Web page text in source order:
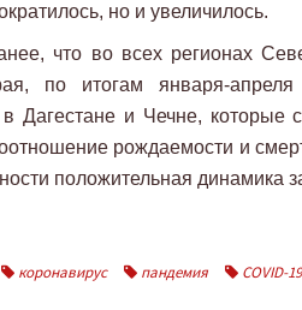
но и увеличилось.
что во всех регионах
по итогам января-
Дагестане и Чечне, которые
рождаемости и
положительная динамика
коронавирус пандемия COVID-19